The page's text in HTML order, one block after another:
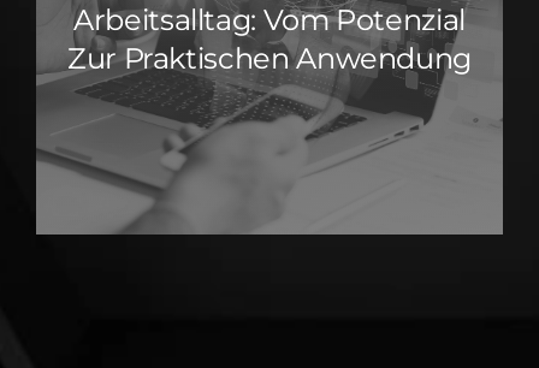
Arbeitsalltag: Vom Potenzial
Zur Praktischen Anwendung